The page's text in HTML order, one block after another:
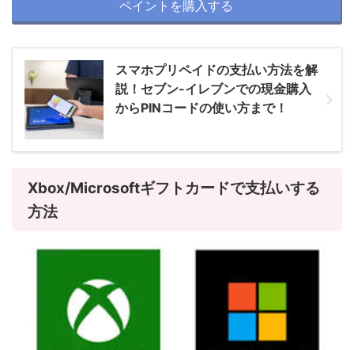
ペイントを購入する
スマホプリペイドの支払い方法を解
説！セブン-イレブンでの現金購入
からPINコードの使い方まで！
Xbox/Microsoftギフトカードで支払いする
方法